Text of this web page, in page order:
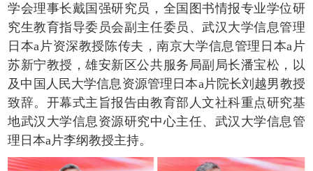
学会理事长戴国强研究员，全国图书情报专业学位研
究生教育指导委员会副主任委员、武汉大学信息管理
日本a片资深教授陈传夫，南京大学信息管理日本a片
苏新宁教授，雄安新区公共服务局副局长潘宝松，以
及中国人民大学信息资源管理日本a片院长刘越男教授
致辞。开幕式主旨报告由教育部人文社科重点研究基
地武汉大学信息资源研究中心主任、武汉大学信息管
理日本a片李纲教授主持。